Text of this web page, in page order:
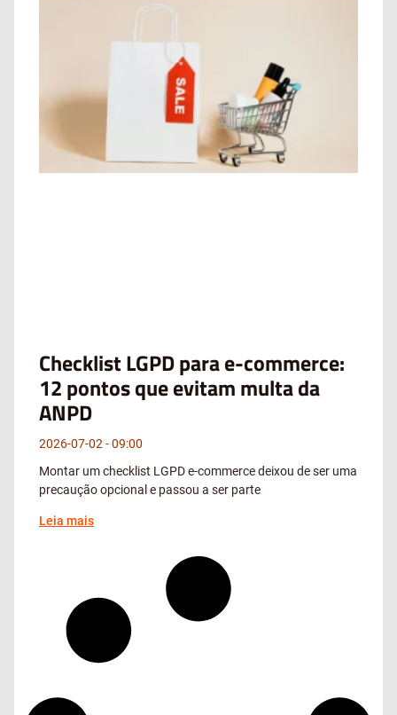
Checklist LGPD para e-commerce:
12 pontos que evitam multa da
ANPD
2026-07-02
09:00
Montar um checklist LGPD e-commerce deixou de ser uma
precaução opcional e passou a ser parte
Leia mais